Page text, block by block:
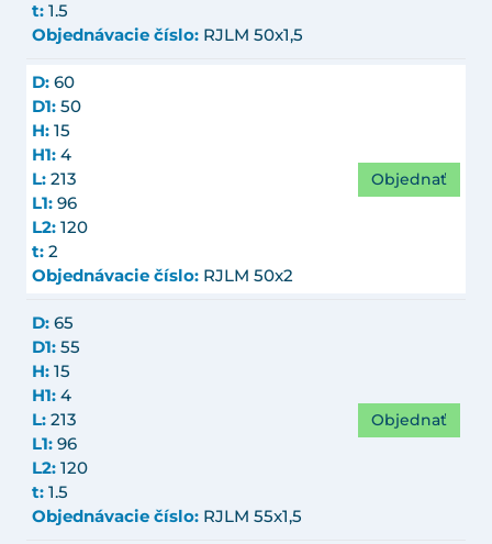
t: 1.5
Objednávacie číslo: RJLM 50x1,5
D: 60
D1: 50
H: 15
H1: 4
L: 213
L1: 96
L2: 120
t: 2
Objednávacie číslo: RJLM 50x2
Objednať
D: 65
D1: 55
H: 15
H1: 4
L: 213
L1: 96
L2: 120
t: 1.5
Objednávacie číslo: RJLM 55x1,5
Objednať